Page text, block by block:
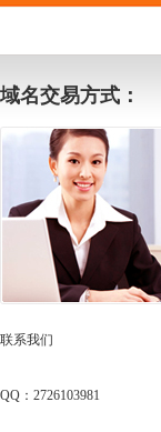
域名交易方式：
联系我们
QQ：2726103981